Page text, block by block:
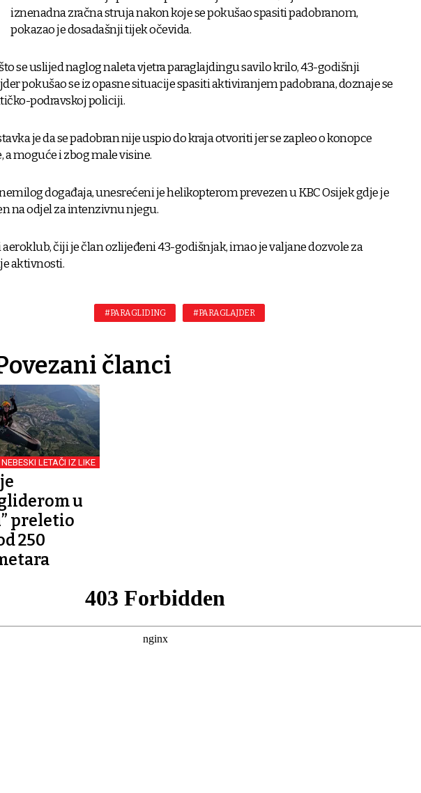
iznenadna zračna struja nakon koje se pokušao spasiti padobranom,
pokazao je dosadašnji tijek očevida.
se uslijed naglog naleta vjetra paraglajdingu savilo krilo, 43-godišnji
pokušao se iz opasne situacije spasiti aktiviranjem padobrana, doznaje se
podravskoj policiji.
je da se padobran nije uspio do kraja otvoriti jer se zapleo o konopce
a moguće i zbog male visine.
događaja, unesrećeni je helikopterom prevezen u KBC Osijek gdje je
na odjel za intenzivnu njegu.
čiji je član ozlijeđeni 43-godišnjak, imao je valjane dozvole za
aktivnosti.
#PARAGLIDING #PARAGLAJDER
članci
NEBESKI LETAČI IZ LIKE
u
preletio
250